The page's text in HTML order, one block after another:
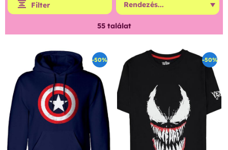
Filter
55találat
-50% -50%